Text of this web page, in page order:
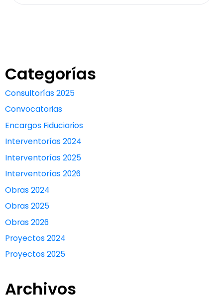
Categorías
Consultorías 2025
Convocatorias
Encargos Fiduciarios
Interventorías 2024
Interventorías 2025
Interventorías 2026
Obras 2024
Obras 2025
Obras 2026
Proyectos 2024
Proyectos 2025
Archivos